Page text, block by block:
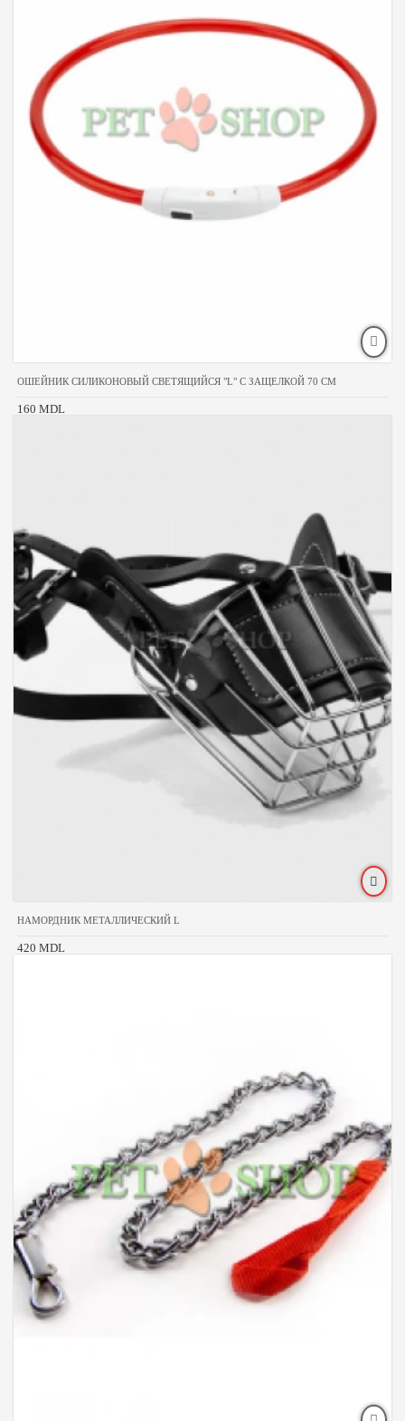
ОШЕЙНИК СИЛИКОНОВЫЙ СВЕТЯЩИЙСЯ "L" С ЗАЩЕЛКОЙ 70 СМ
160 MDL
НАМОРДНИК МЕТАЛЛИЧЕСКИЙ L
420 MDL